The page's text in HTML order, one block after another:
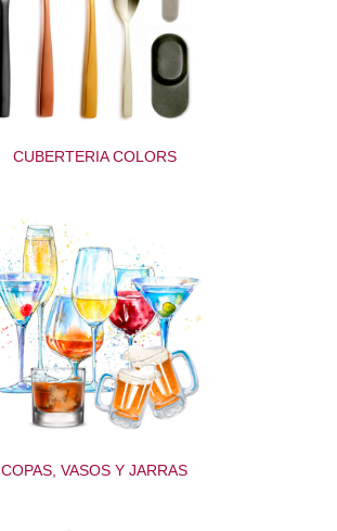
CUBERTERIA COLORS
COPAS, VASOS Y JARRAS